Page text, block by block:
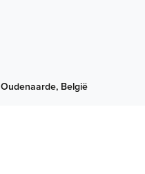
Oudenaarde, België